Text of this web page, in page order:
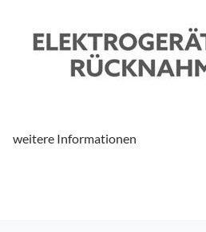
ohrumschließend
drehbare Ohrmuscheln
ja
Produkttyp Kopfhörer Kabellos
weitere Informationen